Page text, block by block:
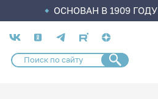
ОСНОВАН В 1909 ГОДУ
Социальные
сети